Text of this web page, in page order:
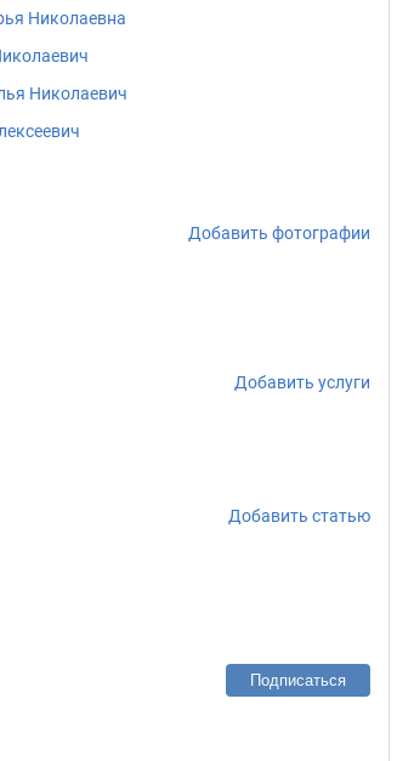
Николаевна
Николаевич
Добавить фотографии
Добавить услуги
Добавить статью
Подписаться